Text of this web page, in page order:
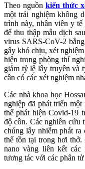
Theo nguồn kiến thức
một trải nghiệm không
trình này, nhân viên y tế
để thu thập mẫu dịch
virus SARS-CoV-2
gây khó chịu, xét
hiện trong phòng thí
giảm tỷ lệ lây truyền và
cần có các xét nghiệm
Các nhà khoa học
nghiệp đã phát triển
thể phát hiện Covid-19
độ cồn. Các nghiên cứu
chúng lây nhiễm phát
thể tồn tại trong hơi thở.
nano vàng liên kết
tương tác với các phân